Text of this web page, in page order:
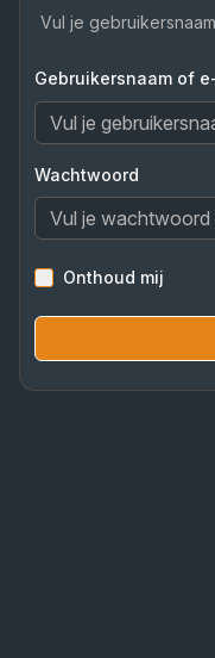
Vul je
Gebruikersnaam of
Wachtwoord
Onthoud mij